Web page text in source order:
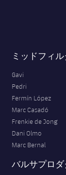
ミッドフィ
Gavi
Pedri
Fermín López
Marc Casadó
Frenkie de Jong
Dani Olmo
Marc Bernal
バルサプロダ